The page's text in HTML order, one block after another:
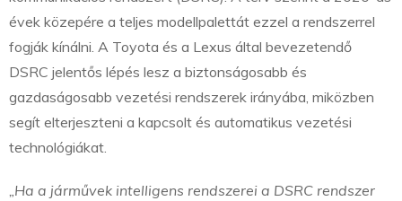
évek közepére a teljes modellpalettát ezzel a rendszerrel
fogják kínálni. A Toyota és a Lexus által bevezetendő
DSRC jelentős lépés lesz a biztonságosabb és
gazdaságosabb vezetési rendszerek irányába, miközben
segít elterjeszteni a kapcsolt és automatikus vezetési
technológiákat.
„Ha a járművek intelligens rendszerei a DSRC rendszer